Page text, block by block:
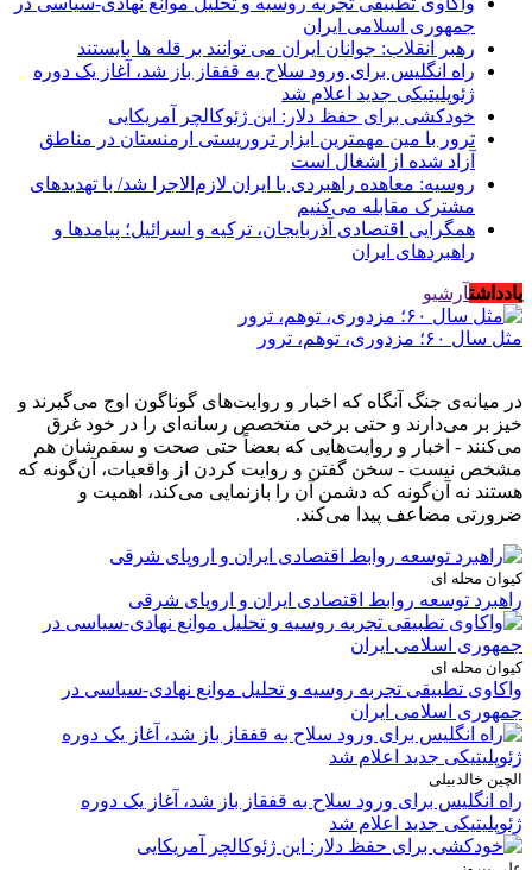
جمهوری اسلامی ایران
رهبر انقلاب: جوانان ایران می توانند بر قله ها بایستند
راه انگلیس برای ورود سلاح به قفقاز باز شد، آغاز یک دوره
ژئوپلیتیکی جدید اعلام شد
خودکشی برای حفظ دلار: این ژئوکالچر آمریکایی
ترور با مین مهمترین ابزار تروریستی ارمنستان در مناطق
آزاد شده از اشغال است
روسیه: معاهده راهبردی با ایران لازم‌الاجرا شد/ با تهدیدهای
مشترک مقابله می‌کنیم
همگرایی اقتصادی آذربایجان، ترکیه و اسرائیل؛ پیامدها و
راهبردهای ایران
یادداشتآرشیو
مثل سال ۶۰؛ مزدوری، توهم، ترور
در میانه‌ی جنگ آنگاه که اخبار و روایت‌های گوناگون اوج می‌گیرند و
خیز بر می‌دارند و حتی برخی متخصص رسانه‌ای را در خود غرق
می‌کنند - اخبار و روایت‌هایی که بعضاً حتی صحت و سقم‌شان هم
مشخص نیست - سخن گفتن و روایت کردن از واقعیات، آن‌گونه که
هستند نه آن‌گونه که دشمن آن را بازنمایی می‌کند، اهمیت و
ضرورتی مضاعف پیدا می‌کند.
کیوان محله ای
راهبرد توسعه روابط اقتصادی ایران و اروپای شرقی
کیوان محله ای
واکاوی تطبیقی تجربه روسیه و تحلیل موانع نهادی-سیاسی در
جمهوری اسلامی ایران
الچین خالدبیلی
راه انگلیس برای ورود سلاح به قفقاز باز شد، آغاز یک دوره
ژئوپلیتیکی جدید اعلام شد